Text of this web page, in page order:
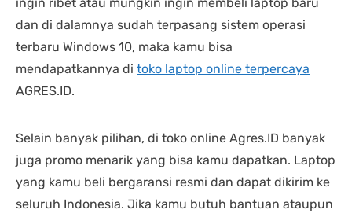
dan di dalamnya sudah terpasang sistem operasi
terbaru Windows 10, maka kamu bisa
mendapatkannya di toko laptop online terpercaya
AGRES.ID.
Selain banyak pilihan, di toko online Agres.ID banyak
juga promo menarik yang bisa kamu dapatkan. Laptop
yang kamu beli bergaransi resmi dan dapat dikirim ke
seluruh Indonesia. Jika kamu butuh bantuan ataupun